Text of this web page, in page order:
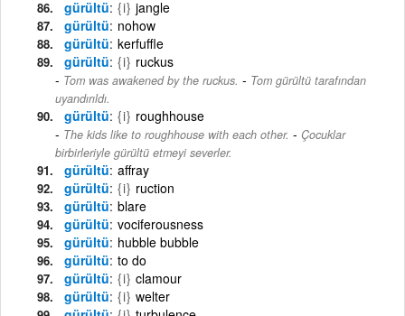
gürültü {i} jangle
gürültü nohow
gürültü kerfuffle
gürültü {i} ruckus
Tom was awakened by the ruckus. - Tom gürültü tarafından
uyandırıldı.
gürültü {i} roughhouse
The kids like to roughhouse with each other. - Çocuklar
birbirleriyle gürültü etmeyi severler.
gürültü affray
gürültü {i} ruction
gürültü blare
gürültü vociferousness
gürültü hubble bubble
gürültü to do
gürültü {i} clamour
gürültü {i} welter